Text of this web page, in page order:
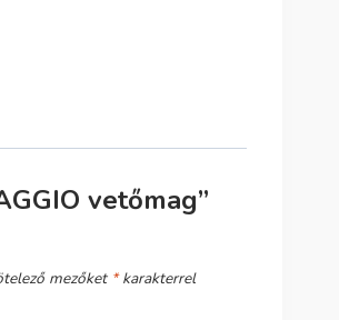
vetőmag”
mezőket *karakterrel